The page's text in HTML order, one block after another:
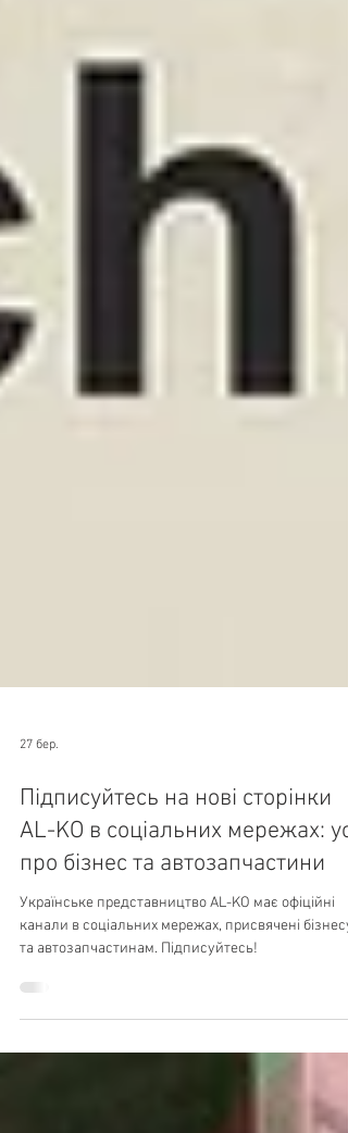
27 бер.
Підписуйтесь на нові сторінки
AL-KO в соціальних мережах:
про бізнес та автозапчастини
Українське представництво AL-KO має офіційні
канали в соціальних мережах, присвячені бізнесу